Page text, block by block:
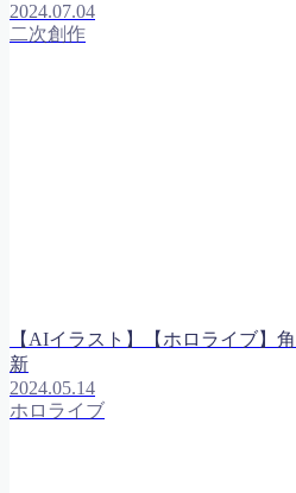
2024.07.04
二次創作
【AIイラスト】【ホロライブ】
新
2024.05.14
ホロライブ